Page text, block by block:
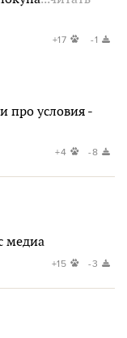
+17 -1
про условия -
+4 -8
медиа
+15 -3